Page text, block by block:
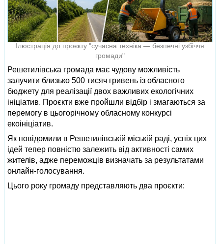
Ілюстрація до проєкту "сучасна техніка — безпечні узбіччя
громади"
Решетилівська громада має чудову можливість
залучити близько 500 тисяч гривень із обласного
бюджету для реалізації двох важливих екологічних
ініціатив. Проєкти вже пройшли відбір і змагаються за
перемогу в цьогорічному обласному конкурсі
екоініціатив.
Як повідомили в Решетилівській міській раді, успіх цих
ідей тепер повністю залежить від активності самих
жителів, адже переможців визначать за результатами
онлайн-голосування.
Цього року громаду представляють два проєкти: